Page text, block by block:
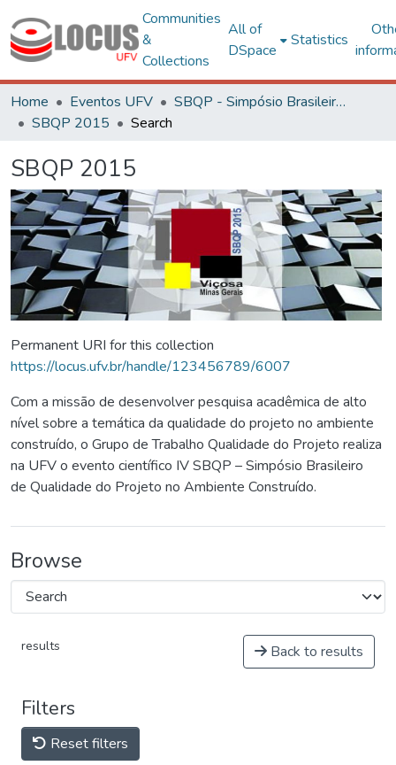
Communities
&
Collections
All of
DSpace
Statistics
Home Eventos UFV
SBQP - Simpósio Brasileiro de Qualidade do Projeto no Ambiente Construído
SBQP 2015
Search
SBQP 2015
Permanent URI for this collection
https://locus.ufv.br/handle/123456789/6007
Com a missão de desenvolver pesquisa acadêmica de alto
nível sobre a temática da qualidade do projeto no ambiente
construído, o Grupo de Trabalho Qualidade do Projeto realiza
na UFV o evento científico IV SBQP – Simpósio Brasileiro
de Qualidade do Projeto no Ambiente Construído.
Browse
results Back to results
Filters
Reset filters